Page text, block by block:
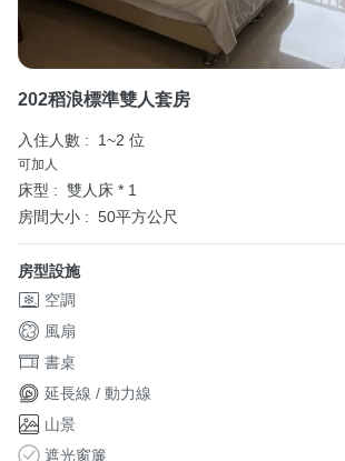
202稻浪標準雙人套房
入住人數 : 1~2 位
可加人
床型 : 雙人床 * 1
房間大小 : 50平方公尺
房型設施
空調
風扇
書桌
延長線 / 動力線
山景
遮光窗簾